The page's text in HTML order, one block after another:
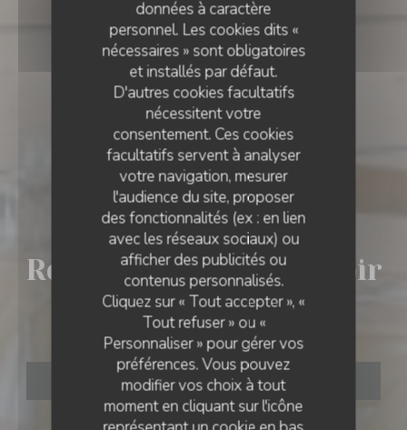
données à caractère
personnel. Les cookies dits «
nécessaires » sont obligatoires
et installés par défaut.
D'autres cookies facultatifs
nécessitent votre
consentement. Ces cookies
facultatifs servent à analyser
votre navigation, mesurer
l'audience du site, proposer
des fonctionnalités (ex : en lien
avec les réseaux sociaux) ou
afficher des publicités ou
contenus personnalisés.
Cliquez sur « Tout accepter », «
Tout refuser » ou «
Personnaliser » pour gérer vos
préférences. Vous pouvez
modifier vos choix à tout
moment en cliquant sur l'icône
BISTROT• HARCOURT
Restaurant Le Comptoir
De L'arboretum
RÉSERVER
RESTAURANT LE COMPTOIR DE L'ARBORETUM